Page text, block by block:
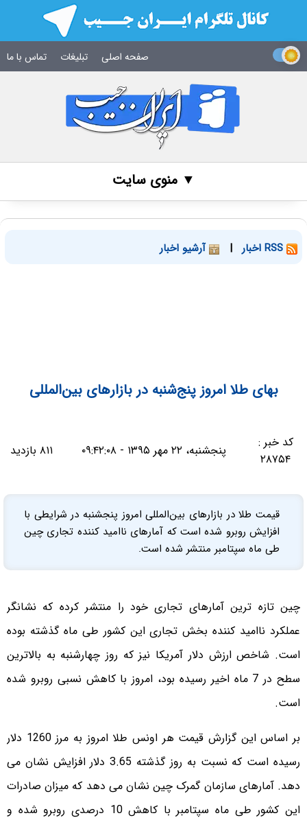
صفحه اصلی تبلیغات تماس با ما
▼ منوی سایت
| آرشیو اخبار
بهای طلا امروز پنج‌شنبه در بازارهای بین‌المللی
کد خبر :
۲۸۷۵۴
پنجشنبه، ۲۲ مهر ۱۳۹۵ - ۰۹:۴۲:۰۸ ۸۱۱ بازدید
قیمت طلا در بازارهای بین‌المللی امروز پنجشنبه در شرایطی با
افزایش روبرو شده است که آمارهای ناامید کننده تجاری چین
طی ماه سپتامبر منتشر شده است.
چین تازه ترین آمارهای تجاری خود را منتشر کرده که نشانگر
عملکرد ناامید کننده بخش تجاری این کشور طی ماه گذشته بوده
است. شاخص ارزش دلار آمریکا نیز که روز چهارشنبه به بالاترین
سطح در 7 ماه اخیر رسیده بود، امروز با کاهش نسبی روبرو شده
است.
بر اساس این گزارش قیمت هر اونس طلا امروز به مرز 1260 دلار
رسیده است که نسبت به روز گذشته 3.65 دلار افزایش نشان می
دهد. آمارهای سازمان گمرک چین نشان می دهد که میزان صادرات
این کشور طی ماه سپتامبر با کاهش 10 درصدی روبرو شده و